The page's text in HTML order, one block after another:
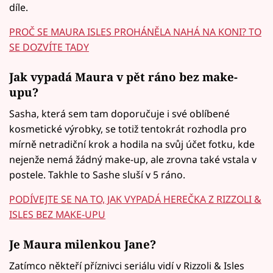
díle.
PROČ SE MAURA ISLES PROHÁNĚLA NAHÁ NA KONI? TO
SE DOZVÍTE TADY
Jak vypadá Maura v pět ráno bez make-
upu?
Sasha, která sem tam doporučuje i své oblíbené
kosmetické výrobky, se totiž tentokrát rozhodla pro
mírně netradiční krok a hodila na svůj účet fotku, kde
nejenže nemá žádný make-up, ale zrovna také vstala v
postele. Takhle to Sashe sluší v 5 ráno.
PODÍVEJTE SE NA TO, JAK VYPADÁ HEREČKA Z RIZZOLI &
ISLES BEZ MAKE-UPU
Je Maura milenkou Jane?
Zatímco někteří příznivci seriálu vidí v Rizzoli & Isles